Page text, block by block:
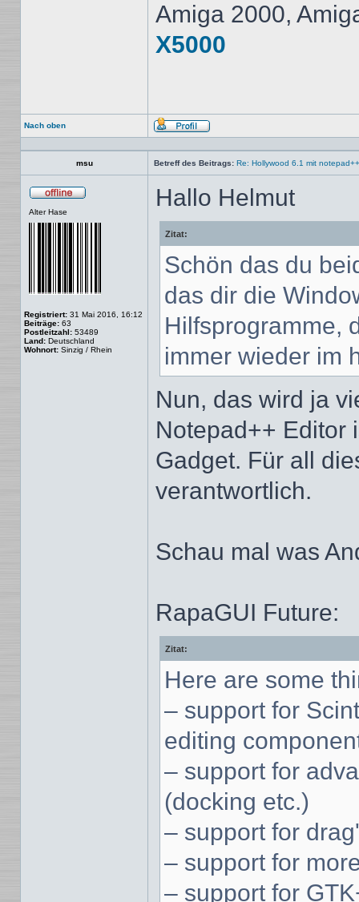
Amiga 2000,
X5000
Nach oben
Profil
msu Betreff des Beitrags: Re: Hollywood 6.1 mit notepad++
Alter Hase
Registriert: 31 Mai 2016, 16:12
Beiträge: 63
Postleitzahl: 53489
Land: Deutschland
Wohnort: Sinzig / Rhein
Hallo Helmut
Zitat:
Schön das du
das dir die
Hilfsprogramme,
immer wieder im
Nun, das wird ja
Notepad++ Editor
Gadget. Für all
verantwortlich.
Schau mal was
RapaGUI Future:
Zitat:
Here are some
– support for
editing
– support for
(docking etc.)
– support for
– support for
– support for